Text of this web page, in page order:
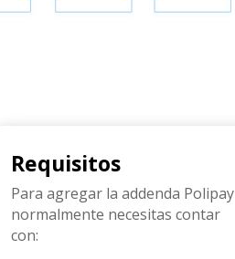
Requisitos
Para agregar la addenda Polipay
normalmente necesitas contar
con: